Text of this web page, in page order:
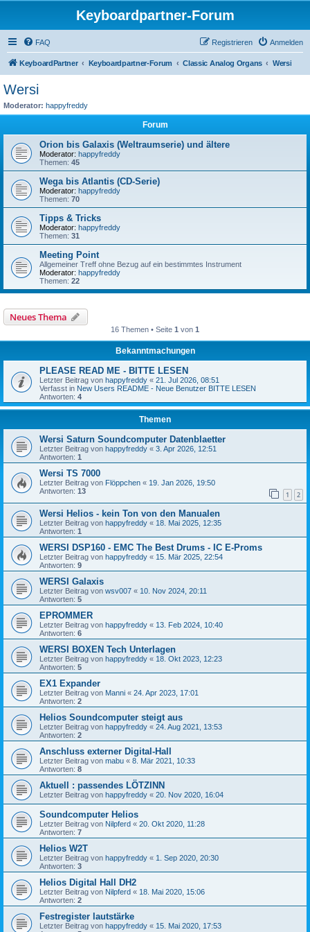
Keyboardpartner-Forum
FAQ Anmelden
Registrieren
KeyboardPartner Keyboardpartner-Forum Classic Analog Organs Wersi
Wersi
Moderator: happyfreddy
Forum
Orion bis Galaxis (Weltraumserie) und ältere
Moderator: happyfreddy
Themen: 45
Wega bis Atlantis (CD-Serie)
Moderator: happyfreddy
Themen: 70
Tipps & Tricks
Moderator: happyfreddy
Themen: 31
Meeting Point
Allgemeiner Treff ohne Bezug auf ein bestimmtes Instrument
Moderator: happyfreddy
Themen: 22
Neues Thema
16 Themen • Seite 1 von 1
Bekanntmachungen
PLEASE READ ME - BITTE LESEN
Letzter Beitrag von happyfreddy « 21. Jul 2026, 08:51
Verfasst in New Users README - Neue Benutzer BITTE LESEN
Antworten: 4
Themen
Wersi Saturn Soundcomputer Datenblaetter
Letzter Beitrag von happyfreddy « 3. Apr 2026, 12:51
Antworten: 1
Wersi TS 7000
Letzter Beitrag von Flöppchen « 19. Jan 2026, 19:50
Antworten: 13 1 2
Wersi Helios - kein Ton von den Manualen
Letzter Beitrag von happyfreddy « 18. Mai 2025, 12:35
Antworten: 1
WERSI DSP160 - EMC The Best Drums - IC E-Proms
Letzter Beitrag von happyfreddy « 15. Mär 2025, 22:54
Antworten: 9
WERSI Galaxis
Letzter Beitrag von wsv007 « 10. Nov 2024, 20:11
Antworten: 5
EPROMMER
Letzter Beitrag von happyfreddy « 13. Feb 2024, 10:40
Antworten: 6
WERSI BOXEN Tech Unterlagen
Letzter Beitrag von happyfreddy « 18. Okt 2023, 12:23
Antworten: 5
EX1 Expander
Letzter Beitrag von Manni « 24. Apr 2023, 17:01
Antworten: 2
Helios Soundcomputer steigt aus
Letzter Beitrag von happyfreddy « 24. Aug 2021, 13:53
Antworten: 2
Anschluss externer Digital-Hall
Letzter Beitrag von mabu « 8. Mär 2021, 10:33
Antworten: 8
Aktuell : passendes LÖTZINN
Letzter Beitrag von happyfreddy « 20. Nov 2020, 16:04
Soundcomputer Helios
Letzter Beitrag von Nilpferd « 20. Okt 2020, 11:28
Antworten: 7
Helios W2T
Letzter Beitrag von happyfreddy « 1. Sep 2020, 20:30
Antworten: 3
Helios Digital Hall DH2
Letzter Beitrag von Nilpferd « 18. Mai 2020, 15:06
Antworten: 2
Festregister lautstärke
Letzter Beitrag von happyfreddy « 15. Mai 2020, 17:53